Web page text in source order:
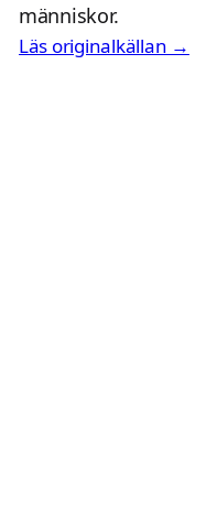
människor.
Läs originalkällan →